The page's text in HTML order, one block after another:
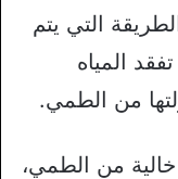
التي يتم
المياه
من الطمي.
خالية من الطمي،